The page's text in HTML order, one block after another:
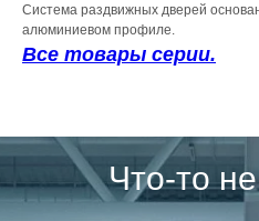
Система раздвижных дверей
алюминиевом профиле.
Все товары серии.
Что-то